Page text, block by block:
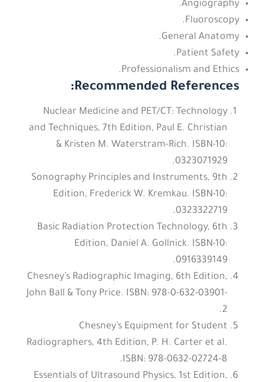
Angiography.
Fluoroscopy.
General Anatomy.
Patient Safety.
Professionalism and Ethics.
Recommended References:
Nuclear Medicine and PET/CT: Technology
and Techniques, 7th Edition, Paul E. Christian
& Kristen M. Waterstram-Rich. ISBN-10:
0323071929.
Sonography Principles and Instruments, 9th
Edition, Frederick W. Kremkau. ISBN-10:
0323322719.
Basic Radiation Protection Technology, 6th
Edition, Daniel A. Gollnick. ISBN-10:
0916339149.
Chesney’s Radiographic Imaging, 6th Edition,
John Ball & Tony Price. ISBN: 978-0-632-03901-
2.
Chesney’s Equipment for Student
Radiographers, 4th Edition, P. H. Carter et al.
ISBN: 978-0632-02724-8.
Essentials of Ultrasound Physics, 1st Edition,